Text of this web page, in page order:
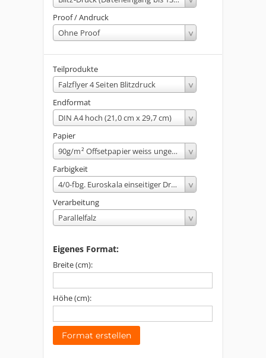
Proof / Andruck
Ohne Proof
Teilprodukte
Falzflyer 4 Seiten Blitzdruck
Endformat
DIN A4 hoch (21,0 cm x 29,7 cm)
Papier
90g/m² Offsetpapier weiss ungestrichen
Farbigkeit
4/0-fbg. Euroskala einseitiger Druck
Verarbeitung
Parallelfalz
Eigenes Format:
Breite (cm):
Höhe (cm):
Format erstellen